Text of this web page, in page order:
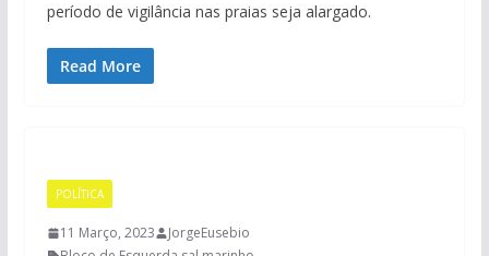
período de vigilância nas praias seja alargado.
Read More
POLÍTICA
11 Março, 2023
JorgeEusebio